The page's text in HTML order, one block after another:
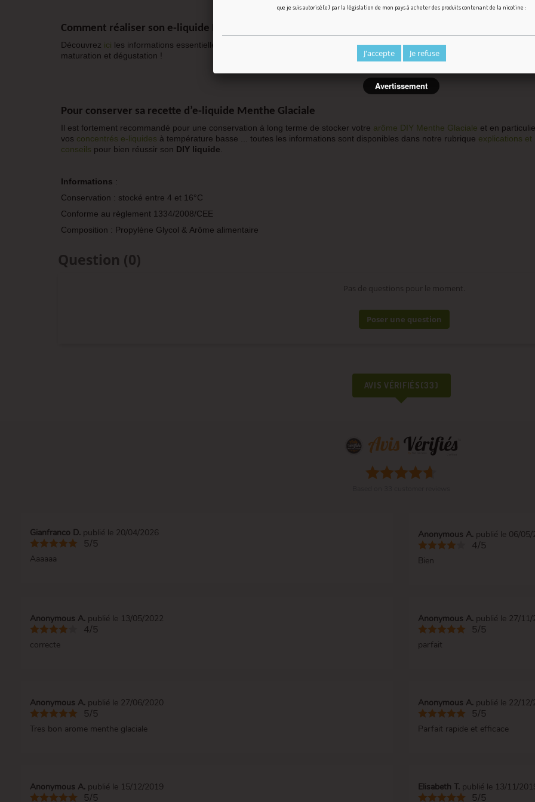
Comment réaliser son e-liquide DIY Do it Yourself
Découvrez ici les informations essentielles pour fabriquer soi-même son e-liquide saveur Menthe Glaciale : dosage,
maturation et dégustation !
Pour conserver sa recette d’e-liquide Menthe Glaciale
Il est fortement recommandé pour une conservation à long terme de stocker votre arôme DIY Menthe Glaciale et en
vos concentrés e-liquides à température basse ... toutes les informations sont disponibles dans notre rubrique explications et
conseils pour bien réussir son DIY liquide
Informations :
Conservation : stocké entre 4 et 16°C
Conforme au règlement 1334/2008/CEE
Composition : Propylène Glycol & Arôme alimentaire
Question (0)
Pas de questions pour le moment.
Poser une question
AVIS VÉRIFIÉS(33)
Gianfranco D. publié le 20/04/2026
5/5
Aaaaaa
Anonymous A. publié le 06/05/
4/5
Bien
Anonymous A. publié le 13/05/2022
4/5
correcte
Anonymous A. publié le 27/11/
5/5
parfait
Anonymous A. publié le 27/06/2020
5/5
Tres bon arome menthe glaciale
Anonymous A. publié le 22/12/
5/5
Parfait rapide et efficace
Anonymous A. publié le 15/12/2019
5/5
Elisabeth T. publié le 13/11/
5/5
que je suis autorisé(e) par la législation de mon pays à acheter des produits contenant de la nicotine :
J'accepte Je refuse
Avertissement